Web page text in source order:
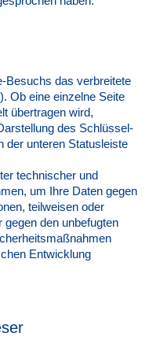
Besuchs das verbreitete
Ob eine einzelne Seite
übertragen wird,
des Schlüssel-
der unteren Statusleiste
technischer und
um Ihre Daten gegen
teilweisen oder
gegen den unbefugten
Entwicklung